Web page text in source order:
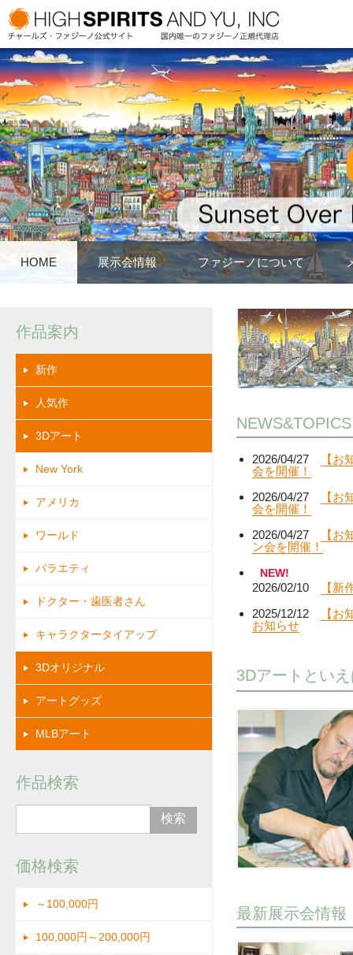
HOME 展示会情報 ファジーノについて
NEWS&TOPICS
2026/04/27
【
会を開催！
2026/04/27
【
会を開催！
2026/04/27
【
ン会を開催！
NEW!
2026/02/10
【
2025/12/12
【
お知らせ
3Dアートとい
最新展示会情報
作品案内
新作
人気作
3Dアート
New York
アメリカ
ワールド
バラエティ
ドクター・歯医者さん
キャラクタータイアップ
3Dオリジナル
アートグッズ
MLBアート
作品検索
価格検索
～100,000円
100,000円～200,000円